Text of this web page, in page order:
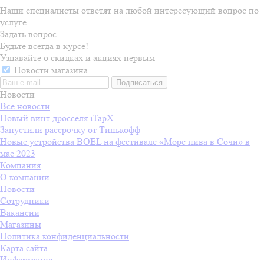
Наши специалисты ответят на любой интересующий вопрос по
услуге
Задать вопрос
Будьте всегда в курсе!
Узнавайте о скидках и акциях первым
Новости магазина
Новости
Все новости
Новый винт дросселя iTapX
Запустили рассрочку от Тинькофф
Новые устройства BOEL на фестивале «Море пива в Сочи» в
мае 2023
Компания
О компании
Новости
Сотрудники
Вакансии
Магазины
Политика конфиденциальности
Карта сайта